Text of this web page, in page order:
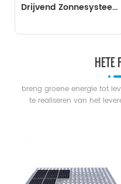
Drijvend Zonnesysteem
HETE
breng groene energie tot
te realiseren van het